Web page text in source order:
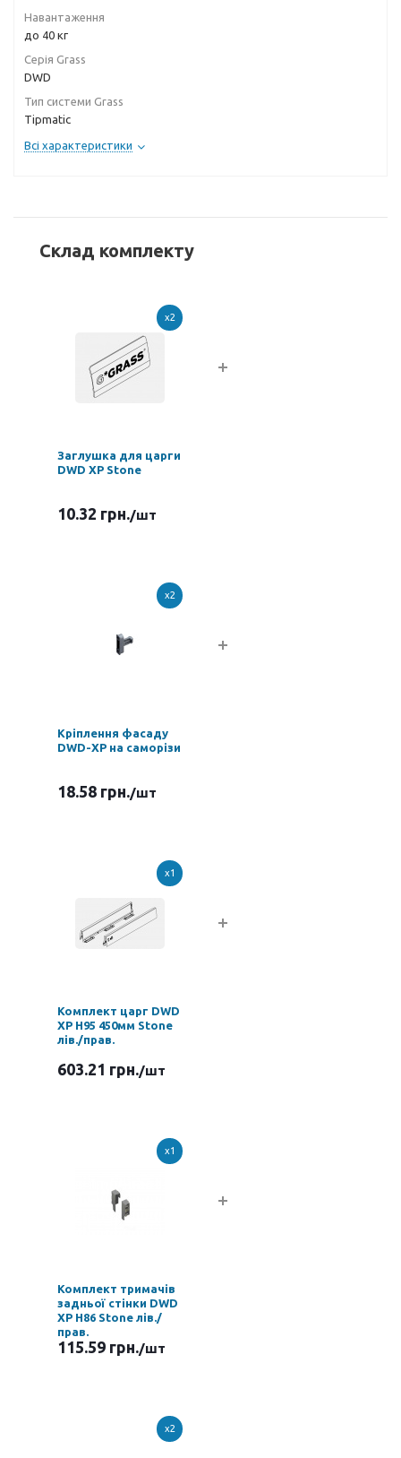
Навантаження
до 40 кг
Серія Grass
DWD
Тип системи Grass
Tipmatic
Всі характеристики
Склад комплекту
x2
Заглушка для царги
DWD XP Stone
10.32 грн./шт
x2
Кріплення фасаду
DWD-XP на саморізи
18.58 грн./шт
x1
Комплект царг DWD
XP H95 450мм Stone
лів./прав.
603.21 грн./шт
x1
Комплект тримачів
задньої стінки DWD
XP H86 Stone лів./
прав.
115.59 грн./шт
x2